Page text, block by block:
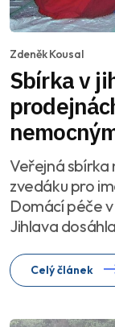
Zdeněk Kousal
Sbírka v
Veřejná sbírka
zvedáku pro
Domácí péče
Jihlava
Celý článek